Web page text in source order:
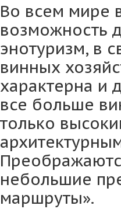
Во всем мире
возможность
энотуризм, в
винных
характерна и
все больше
только
небольшие
маршруты».